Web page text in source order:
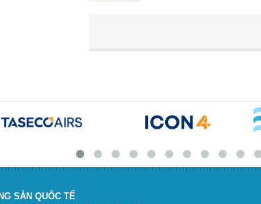
động sản tại Thanh Hóa
SẢN QUỐC TẾ